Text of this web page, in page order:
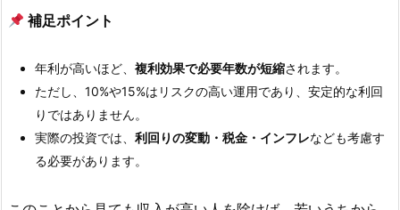
補足ポイント
年利が高いほど、 複利効果で必要年数が短縮されます。
ただし、10%や15%はリスクの高い運用であり、安定的な利回
りではありません。
実際の投資では、 利回りの変動・税金・インフレなども考慮す
る必要があります。